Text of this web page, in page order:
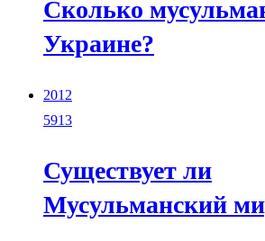
Сколько
Украине?
2012
5913
Существует ли
Мусульманский